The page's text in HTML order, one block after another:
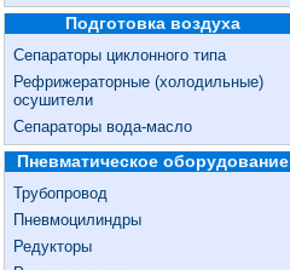
Подготовка воздуха
Сепараторы циклонного типа
Рефрижераторные (холодильные)
осушители
Сепараторы вода-масло
Пневматическое оборудование
Трубопровод
Пневмоцилиндры
Редукторы